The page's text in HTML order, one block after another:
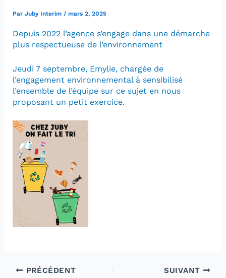
Par Juby Interim / mars 2, 2025
Depuis 2022 l’agence s’engage dans une démarche
plus respectueuse de l’environnement
Jeudi 7 septembre, Emylie, chargée de
l’engagement environnemental à sensibilisé
l’ensemble de l’équipe sur ce sujet en nous
proposant un petit exercice.
PRÉCÉDENT SUIVANT